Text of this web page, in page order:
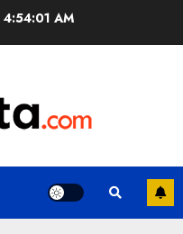
4:54:01 AM